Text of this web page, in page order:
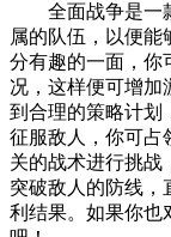
全面战争是一款
属的队伍，以便能
分有趣的一面，你
况，这样便可增加
到合理的策略计划
征服敌人，你可占
关的战术进行挑战
突破敌人的防线，
利结果。如果你也